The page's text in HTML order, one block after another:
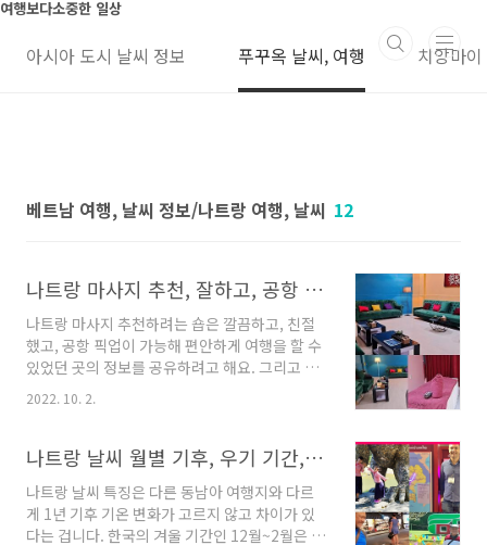
본문 바로가기
여행보다소중한 일상
아시아 도시 날씨 정보 푸꾸옥 날씨, 여행 치앙마
베트남 여행, 날씨 정보/나트랑 여행, 날씨 12
나트랑 마사지 추천, 잘하고, 공항 픽업 가능한 곳, 날씨 정보도
나트랑 마사지 추천하려는 숍은 깔끔하고, 친절
했고, 공항 픽업이 가능해 편안하게 여행을 할 수
있었던 곳의 정보를 공유하려고 해요. 그리고 카
톡으로 예약 문의를 하면, 10%도 할인돼서 활용
하시면 될 거 같습니다. 사진과 체험 설명이에요.
습니다. 그 더위를 피해 볼 려고 이번에 나트랑을
다녀왔습니다. 이것도 기온과 습도가 높았지만,
공기가 맑아서 그런지 좋은 휴양이 되었네요. 해
상 투어와 여러 곳을 다니다 보니, 마음은 즐거웠
는데, 옛날과 다르게 몸이 좀 피곤해서, 제가 좋아
2022. 10. 2.
나트랑 날씨 월별 기후, 우기 기간, 호텔, 유심 가격, 여행 복장
나트랑 날씨 특징은 다른 동남아 여행지와 다르
게 1년 기후 기온 변화가 고르지 않고 차이가 있
다는 겁니다. 한국의 겨울 기간인 12월~2월은 기